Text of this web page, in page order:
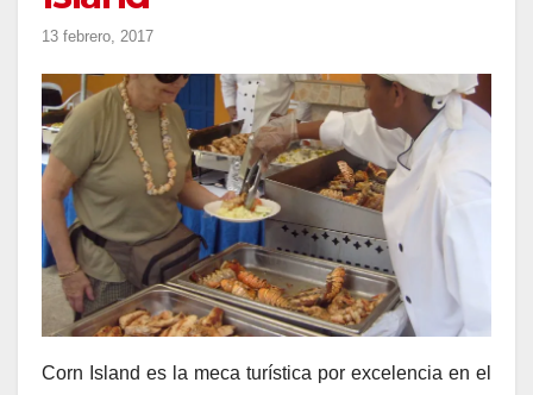
13 febrero, 2017
Corn Island es la meca turística por excelencia en el